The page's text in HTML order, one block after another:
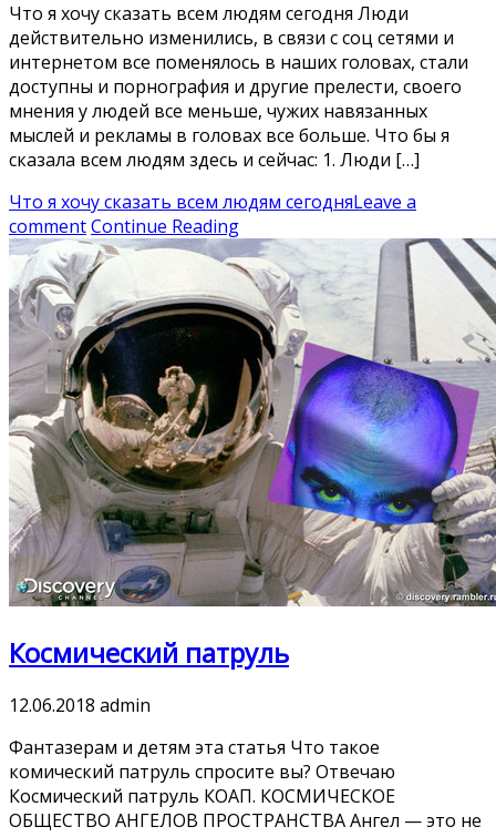
Что я хочу сказать всем людям сегодня Люди
действительно изменились, в связи с соц сетями и
интернетом все поменялось в наших головах, стали
доступны и порнография и другие прелести, своего
мнения у людей все меньше, чужих навязанных
мыслей и рекламы в головах все больше. Что бы я
сказала всем людям здесь и сейчас: 1. Люди […]
Что я хочу сказать всем людям сегодняLeave a
commentContinue Reading
Космический патруль
12.06.2018 admin
Фантазерам и детям эта статья Что такое
комический патруль спросите вы? Отвечаю
Космический патруль КОАП. КОСМИЧЕСКОЕ
ОБЩЕСТВО АНГЕЛОВ ПРОСТРАНСТВА Ангел — это не